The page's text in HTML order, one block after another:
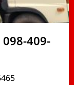
098-409-